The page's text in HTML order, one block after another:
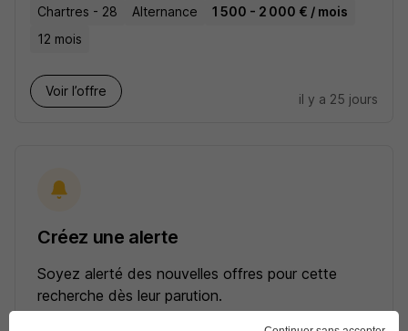
Chartres - 28 Alternance
1 500 - 2 000 € / mois
12 mois
Voir l’offre
il y a 25 jours
Créez une alerte
Soyez alerté des nouvelles offres pour cette
recherche dès leur parution.